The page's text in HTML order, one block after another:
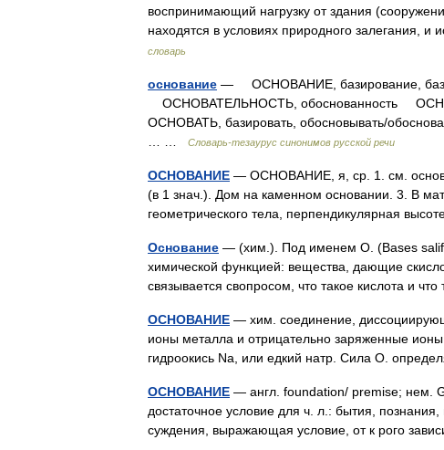
воспринимающий нагрузку от здания
находятся в условиях природного залегания, и
словарь
основание — ОСНОВАНИЕ, базирование,
ОСНОВАТЕЛЬНОСТЬ, обоснованность
ОСНОВАТЬ, базировать, обосновывать/
Словарь-тезаурус синонимов русской речи
ОСНОВАНИЕ — ОСНОВАНИЕ, я, ср. 1. см.
(в 1 знач.). Дом на каменном основании. 3. В
геометрического тела, перпендикулярная
Основание — (хим.). Под именем О. (Bases
химической функцией: вещества, дающие
связывается свопросом, что такое кислота и
ОСНОВАНИЕ — хим. соединение,
ионы металла и отрицательно заряженные
гидроокись Na, или едкий натр. Сила О.
ОСНОВАНИЕ — англ. foundation/ premise; нем.
достаточное условие для ч. л.: бытия,
суждения, выражающая условие, от к рого